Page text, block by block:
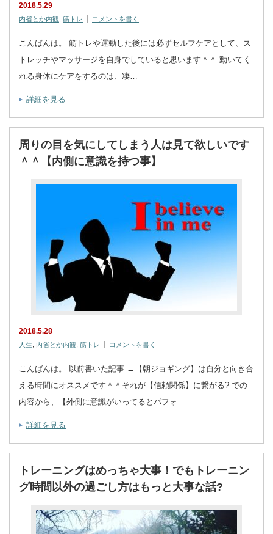
2018.5.29
内省とか内観 筋トレ コメントを書く
こんばんは。 筋トレや運動した後には必ずセルフケアとして、ス
トレッチやマッサージを自身でしていると思います＾＾ 動いてく
れる身体にケアをするのは、凄…
詳細を見る
周りの目を気にしてしまう人は見て欲しいです
＾＾【内側に意識を持つ事】
2018.5.28
人生, 内省とか内観, 筋トレ コメントを書く
こんばんは。 以前書いた記事 →【朝ジョギング】は自分と向き合
える時間にオススメです＾＾それが【信頼関係】に繋がる? での
内容から、【外側に意識がいってるとパフォ…
詳細を見る
トレーニングはめっちゃ大事！でもトレーニン
グ時間以外の過ごし方はもっと大事な話?